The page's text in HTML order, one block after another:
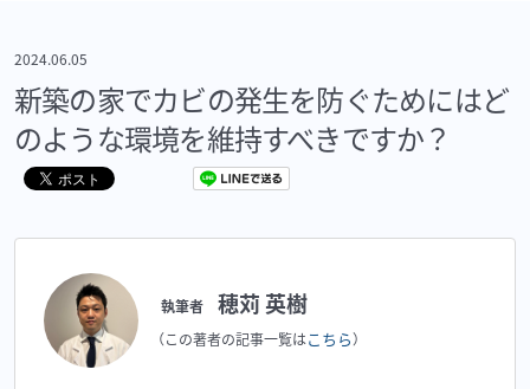
2024.06.05
新築の家でカビの発生を防ぐためにはど
のような環境を維持すべきですか？
執筆者 穂苅 英樹
（この著者の記事一覧はこちら）